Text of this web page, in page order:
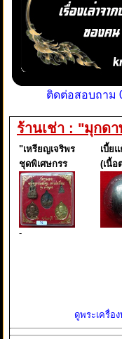
ติดต่อสอบถาม
ร้านเช่า : "มุกด
"เหรียญเจริพร
ชุดพิเศษกรร
-
เบี้ย
(เนื้อ
ดูพระเครื่อ